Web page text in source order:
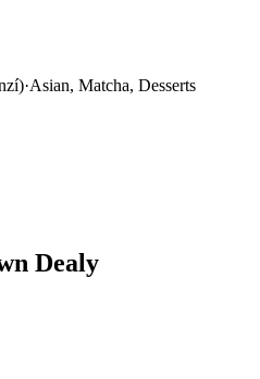
)·Asian, Matcha, Desserts
Dealy